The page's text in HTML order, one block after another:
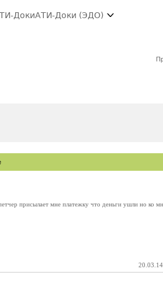
ДокиАТИ-Доки (ЭДО)
присылает мне платежку что деньги ушли но ко